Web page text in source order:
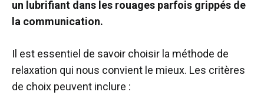
un lubrifiant dans les rouages parfois grippés de
la communication.
Il est essentiel de savoir choisir la méthode de
relaxation qui nous convient le mieux. Les critères
de choix peuvent inclure :